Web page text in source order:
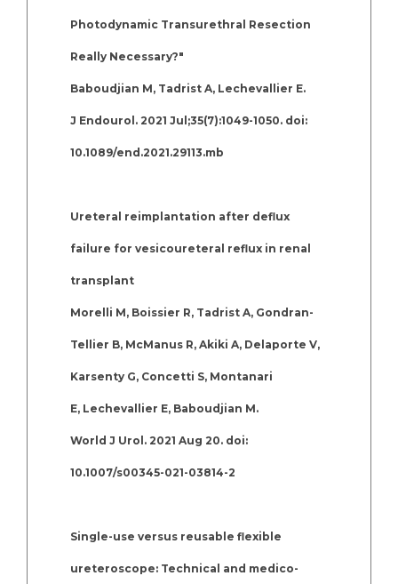
Photodynamic Transurethral Resection
Really Necessary?"
Baboudjian M, Tadrist A, Lechevallier E.
J Endourol. 2021 Jul;35(7):1049-1050. doi:
10.1089/end.2021.29113.mb
Ureteral reimplantation after deflux
failure for vesicoureteral reflux in renal
transplant
Morelli M, Boissier R, Tadrist A, Gondran-
Tellier B, McManus R, Akiki A, Delaporte V,
Karsenty G, Concetti S, Montanari
E, Lechevallier E, Baboudjian M.
World J Urol. 2021 Aug 20. doi:
10.1007/s00345-021-03814-2
Single-use versus reusable flexible
ureteroscope: Technical and medico-